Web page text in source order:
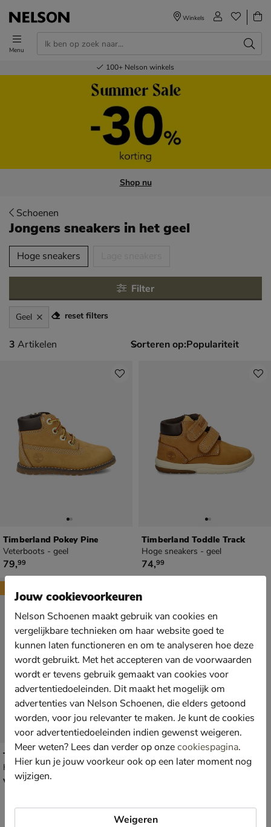
Menu
Winkels
Voor 23.00u besteld,volgende dag in huis
Gratisverzending en retour
Bestel nu,betaal later
100+ Nelson winkels
Shop nu
Schoenen
Jongens sneakers in het geel
over
Hoge sneakers
Filter
Geel reset filters
3 artikelen
3 Artikelen Sorteren op:
Timberland Pokey Pine
Veterboots - geel
€ 79,99
79,99
Timberland Toddle Track
Hoge sneakers - geel
€ 74,99
74,99
Hoge sneakers - geel
vanaf € 84,99
v.a.84,99
Jouw cookievoorkeuren
Nelson Schoenen maakt gebruik van cookies en
vergelijkbare technieken om haar website goed te
kunnen laten functioneren en om te analyseren hoe deze
wordt gebruikt. Met het accepteren van de voorwaarden
wordt er tevens gebruik gemaakt van cookies voor
advertentiedoeleinden. Dit maakt het mogelijk om
advertenties van Nelson Schoenen, die elders getoond
worden, voor jou relevanter te maken. Je kunt de cookies
voor advertentiedoeleinden indien gewenst weigeren.
Meer weten? Lees dan verder op onzecookiespagina.
Hier kun je jouw voorkeur ook op een later moment nog
wijzigen.
Weigeren